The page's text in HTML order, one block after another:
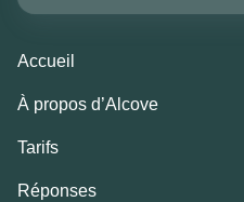
Accueil
À propos d’Alcove
Tarifs
Réponses